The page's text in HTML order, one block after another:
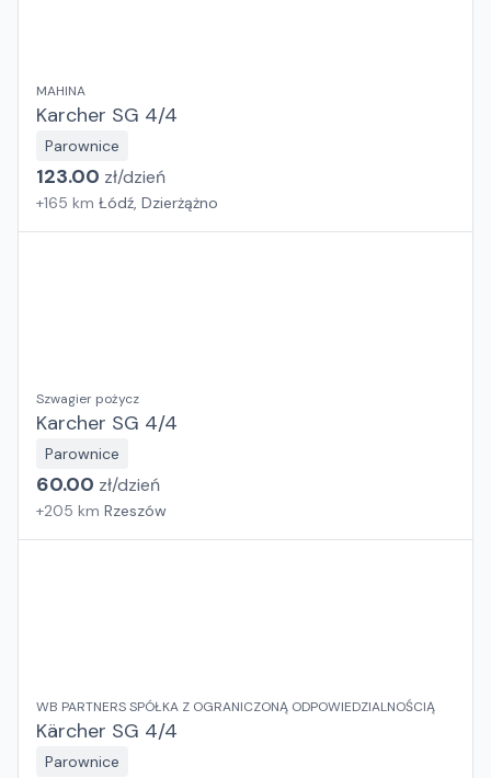
MAHINA
Karcher SG 4/4
Parownice
123.00 zł/dzień
+165 km Łódź, Dzierżążno
Szwagier pożycz
Karcher SG 4/4
Parownice
60.00 zł/dzień
+205 km Rzeszów
WB PARTNERS SPÓŁKA Z OGRANICZONĄ ODPOWIEDZIALNOŚCIĄ
Kärcher SG 4/4
Parownice